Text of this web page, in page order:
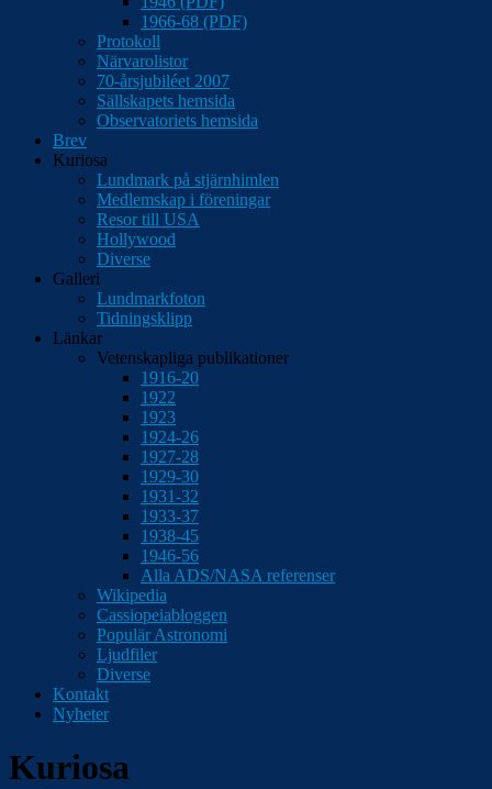
1966-68 (PDF)
Protokoll
Närvarolistor
70-årsjubiléet 2007
Sällskapets hemsida
Observatoriets hemsida
Brev
Kuriosa
Lundmark på stjärnhimlen
Medlemskap i föreningar
Resor till USA
Hollywood
Diverse
Galleri
Lundmarkfoton
Tidningsklipp
Länkar
Vetenskapliga publikationer
1916-20
1922
1923
1924-26
1927-28
1929-30
1931-32
1933-37
1938-45
1946-56
Alla ADS/NASA referenser
Wikipedia
Cassiopeiabloggen
Populär Astronomi
Ljudfiler
Diverse
Kontakt
Nyheter
Kuriosa